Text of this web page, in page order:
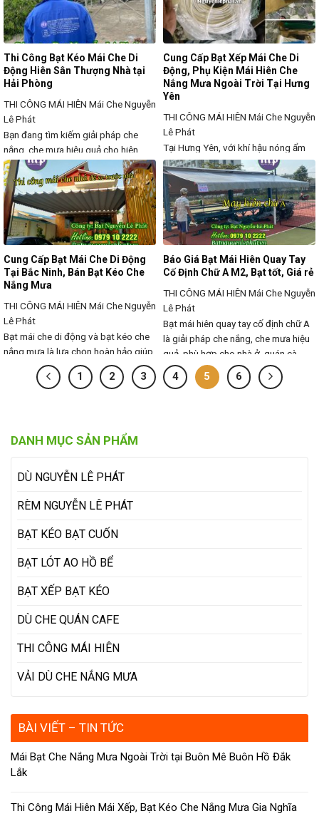
DANH MỤC SẢN PHẨM
DÙ NGUYỄN LÊ PHÁT
RÈM NGUYỄN LÊ PHÁT
BẠT KÉO BẠT CUỐN
BẠT LÓT AO HỒ BỂ
BẠT XẾP BẠT KÉO
DÙ CHE QUÁN CAFE
THI CÔNG MÁI HIÊN
VẢI DÙ CHE NẮNG MƯA
BÀI VIẾT – TIN TỨC
Mái Bạt Che Nắng Mưa Ngoài Trời tại Buôn Mê Buôn Hồ Đắk
Lắk
Thi Công Mái Hiên Mái Xếp, Bạt Kéo Che Nắng Mưa Gia Nghĩa
kế thông minh, dễ dàng kéo ra – thu
vào, sản phẩm này được ứng dụng
rộng
không gian ngoài trời mà vẫn đảm
bảo sự thông thoáng. Chúng tôi
cung cấp
Thi Công Bạt Kéo Mái Che Di
Động Hiên Sân Thượng Nhà tại
Hải Phòng
THI CÔNG MÁI HIÊN Mái Che Nguyễn
Lê Phát
Bạn đang tìm kiếm giải pháp che
nắng, che mưa hiệu quả cho hiên
nhà, sân thượng mà vẫn đảm bảo
không gian thoáng mát, linh hoạt?
Bạt kéo mái che di động là lựa chọn
hoàn hảo, giúp bảo vệ không gian
khỏi thời tiết khắc nghiệt, giảm nhiệt
hiệu quả và nâng cao
Cung Cấp Bạt Xếp Mái Che Di
Động, Phụ Kiện Mái Hiên Che
Nắng Mưa Ngoài Trời Tại Hưng
Yên
THI CÔNG MÁI HIÊN Mái Che Nguyễn
Lê Phát
Tại Hưng Yên, với khí hậu nóng ẩm
và mưa nhiều, việc lắp đặt bạt xếp
mái che di động là giải pháp tối ưu
giúp bảo vệ không gian khỏi nắng
gắt, mưa lớn, đồng thời mang lại tính
thẩm mỹ và tiện lợi cho nhà ở, quán
cà phê, nhà hàng, sân vườn
Cung Cấp Bạt Mái Che Di Động
Tại Bắc Ninh, Bán Bạt Kéo Che
Nắng Mưa
THI CÔNG MÁI HIÊN Mái Che Nguyễn
Lê Phát
Bạt mái che di động và bạt kéo che
nắng mưa là lựa chọn hoàn hảo giúp
bảo vệ không gian khỏi nắng gắt,
mưa lớn, đồng thời tăng tính thẩm
Báo Giá Bạt Mái Hiên Quay Tay
Cố Định Chữ A M2, Bạt tốt, Giá rẻ
THI CÔNG MÁI HIÊN Mái Che Nguyễn
Lê Phát
Bạt mái hiên quay tay cố định chữ A
là giải pháp che nắng, che mưa hiệu
quả, phù hợp cho nhà ở, quán cà
phê, nhà hàng, cửa hàng kinh doanh,
bãi xe và công trình ngoài trời. Với
1 2 3 4 5 6